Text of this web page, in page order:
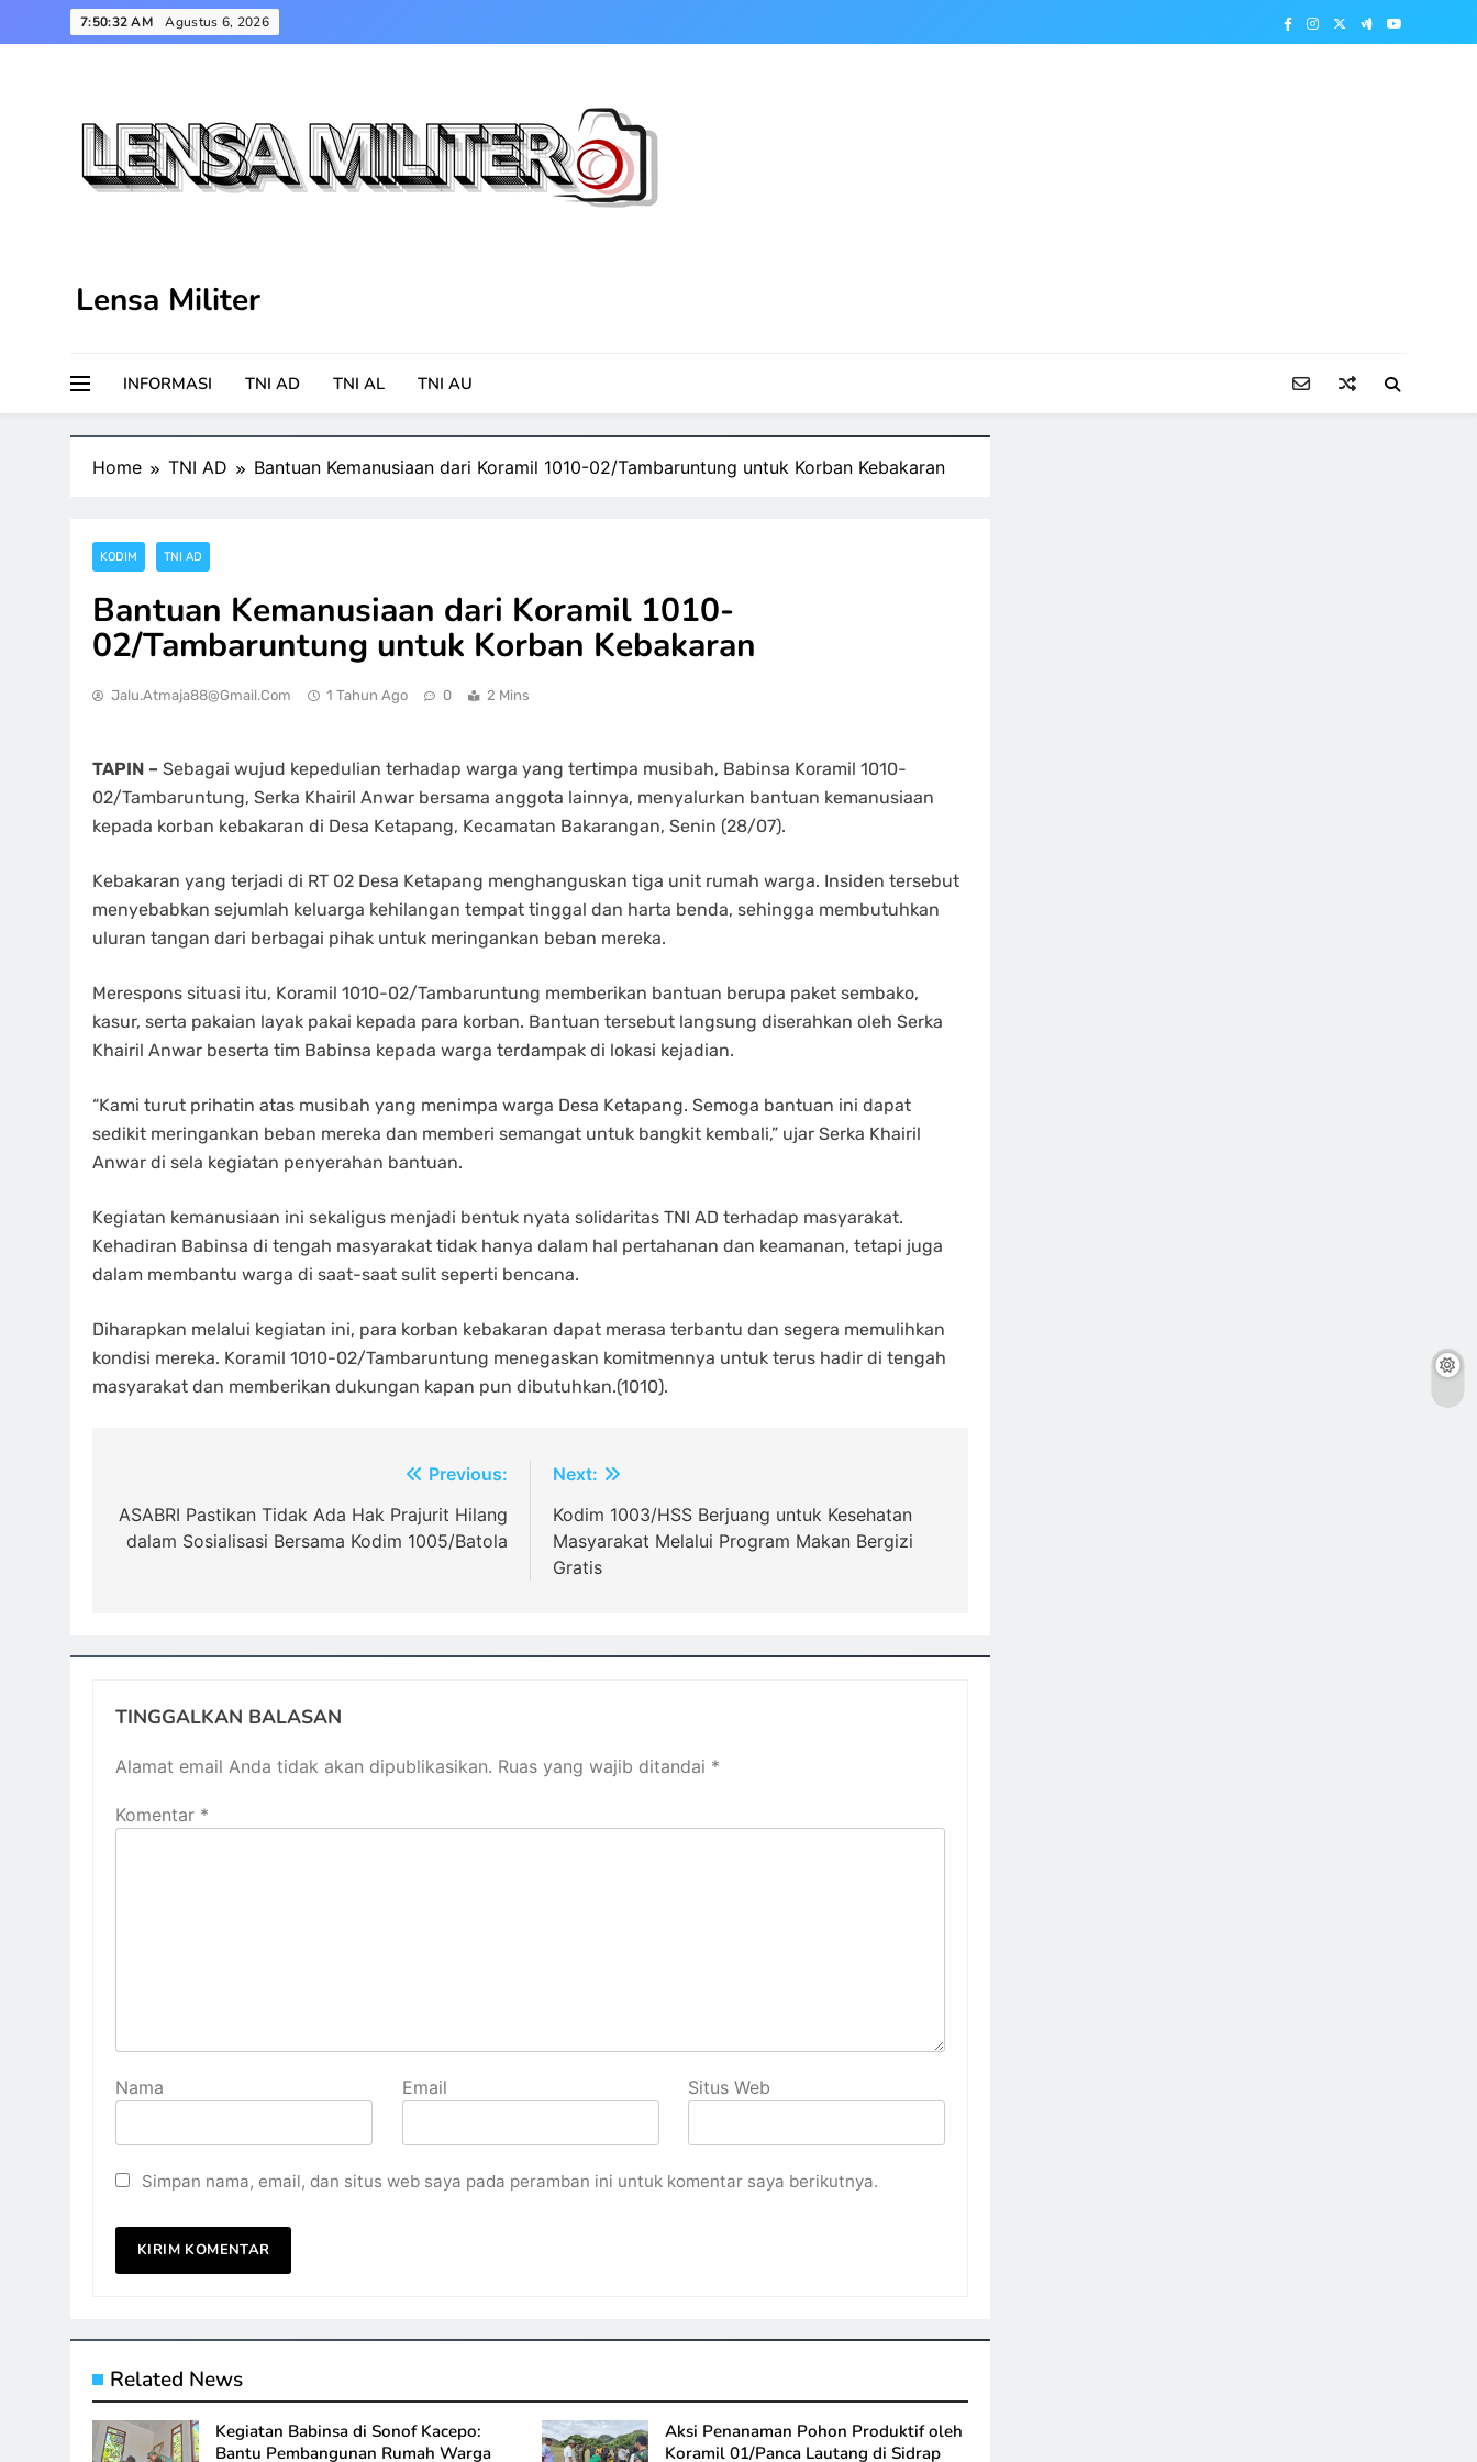
to
7:50:32 AM Agustus 6, 2026
Lensa Militer
INFORMASI TNI AD TNI AL TNI AU
Home TNI AD Bantuan Kemanusiaan dari Koramil 1010-02/Tambaruntung untuk Korban Kebakaran
KODIM TNI AD
Bantuan Kemanusiaan dari Koramil 1010-
02/Tambaruntung untuk Korban Kebakaran
Jalu.atmaja88@gmail.com 1 Tahun Ago 0 2 Mins
TAPIN – Sebagai wujud kepedulian terhadap warga yang tertimpa musibah, Babinsa Koramil 1010-
02/Tambaruntung, Serka Khairil Anwar bersama anggota lainnya, menyalurkan bantuan kemanusiaan
kepada korban kebakaran di Desa Ketapang, Kecamatan Bakarangan, Senin (28/07).
Kebakaran yang terjadi di RT 02 Desa Ketapang menghanguskan tiga unit rumah warga. Insiden tersebut
menyebabkan sejumlah keluarga kehilangan tempat tinggal dan harta benda, sehingga membutuhkan
uluran tangan dari berbagai pihak untuk meringankan beban mereka.
Merespons situasi itu, Koramil 1010-02/Tambaruntung memberikan bantuan berupa paket sembako,
kasur, serta pakaian layak pakai kepada para korban. Bantuan tersebut langsung diserahkan oleh Serka
Khairil Anwar beserta tim Babinsa kepada warga terdampak di lokasi kejadian.
“Kami turut prihatin atas musibah yang menimpa warga Desa Ketapang. Semoga bantuan ini dapat
sedikit meringankan beban mereka dan memberi semangat untuk bangkit kembali,” ujar Serka Khairil
Anwar di sela kegiatan penyerahan bantuan.
Kegiatan kemanusiaan ini sekaligus menjadi bentuk nyata solidaritas TNI AD terhadap masyarakat.
Kehadiran Babinsa di tengah masyarakat tidak hanya dalam hal pertahanan dan keamanan, tetapi juga
dalam membantu warga di saat-saat sulit seperti bencana.
Diharapkan melalui kegiatan ini, para korban kebakaran dapat merasa terbantu dan segera memulihkan
kondisi mereka. Koramil 1010-02/Tambaruntung menegaskan komitmennya untuk terus hadir di tengah
masyarakat dan memberikan dukungan kapan pun dibutuhkan.(1010).
pos
Previous:
ASABRI Pastikan Tidak Ada Hak Prajurit Hilang
dalam Sosialisasi Bersama Kodim 1005/Batola
Next:
Kodim 1003/HSS Berjuang untuk Kesehatan
Masyarakat Melalui Program Makan Bergizi
Gratis
TINGGALKAN BALASAN
Alamat email Anda tidak akan dipublikasikan. Ruas yang wajib ditandai *
Komentar *
Nama Email Situs Web
Simpan nama, email, dan situs web saya pada peramban ini untuk komentar saya berikutnya.
Related News
Kegiatan Babinsa di Sonof Kacepo:
Bantu Pembangunan Rumah Warga
Aksi Penanaman Pohon Produktif oleh
Koramil 01/Panca Lautang di Sidrap